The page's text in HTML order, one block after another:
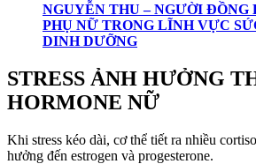
NGUYỄN THU – NGƯỜI ĐỒNG
PHỤ NỮ TRONG LĨNH VỰC
DINH DƯỠNG
STRESS ẢNH HƯỞNG
HORMONE NỮ
Khi stress kéo dài, cơ thể tiết ra nhiều
hưởng đến estrogen và progesterone.